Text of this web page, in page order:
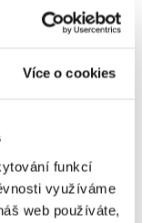
Více o cookies
funkcí
využíváme
web používáte,
Kč / 1× okno
ks